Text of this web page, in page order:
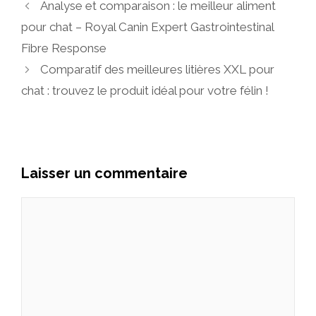
Analyse et comparaison : le meilleur aliment
pour chat – Royal Canin Expert Gastrointestinal
Fibre Response
Comparatif des meilleures litières XXL pour
chat : trouvez le produit idéal pour votre félin !
Laisser un commentaire